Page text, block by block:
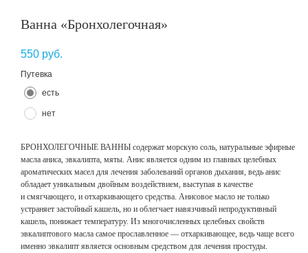
Ванна «Бронхолегочная»
550 руб.
Путевка
есть
нет
БРОНХОЛЕГОЧНЫЕ ВАННЫ содержат морскую соль, натуральные эфирные
масла аниса, эвкалипта, мяты. Анис является одним из главных целебных
ароматических масел для лечения заболеваний органов дыхания, ведь анис
обладает уникальным двойным воздействием, выступая в качестве
и смягчающего, и отхаркивающего средства. Анисовое масло не только
устраняет застойный кашель, но и облегчает навязчивый непродуктивный
кашель, понижает температуру. Из многочисленных целебных свойств
эвкалиптового масла самое прославленное — отхаркивающее, ведь чаще всего
именно эвкалипт является основным средством для лечения простуды.